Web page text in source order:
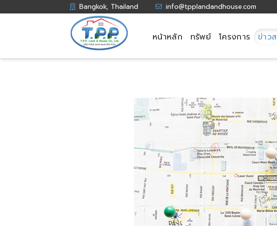
Bangkok, Thailand info@tpplandandhouse.com
หน้าหลัก ทรัพย์ โครงการ ข่าว